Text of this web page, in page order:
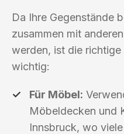
Da Ihre Gegenstände
zusammen mit
werden, ist die
wichtig:
Für Möbel:
Möbeldecken und
Innsbruck, wo